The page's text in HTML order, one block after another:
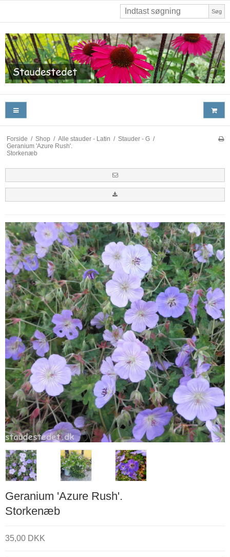
Søg
Forside / Shop / Alle stauder - Latin / Stauder - G /
Geranium 'Azure Rush'.
Storkenæb
Geranium 'Azure Rush'.
Storkenæb
35,00 DKK